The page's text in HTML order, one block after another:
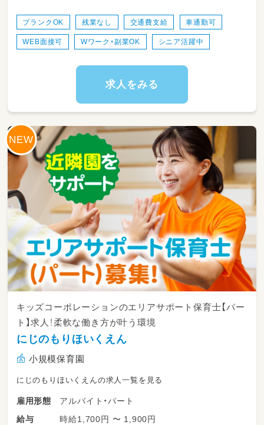
＜スケジュール例＞
07:15～登園
11:00～昼食
12:30～午睡(事務作業/ブレスチェック/休憩)
16:30～降園
ブランクOK 残業なし 交通費支給 車通勤可
WEB面接可 Wワーク・副業OK シニア活躍中
求人をみる
キッズコーポレーションのエリアサポート保育士【パー
ト】求人！柔軟な働き方が叶う環境
にじのもりほいくえん
小規模保育園
にじのもりほいくえんの求人一覧を見る
雇用形態
アルバイト・パート
給与
時給1,700円 〜 1,900円